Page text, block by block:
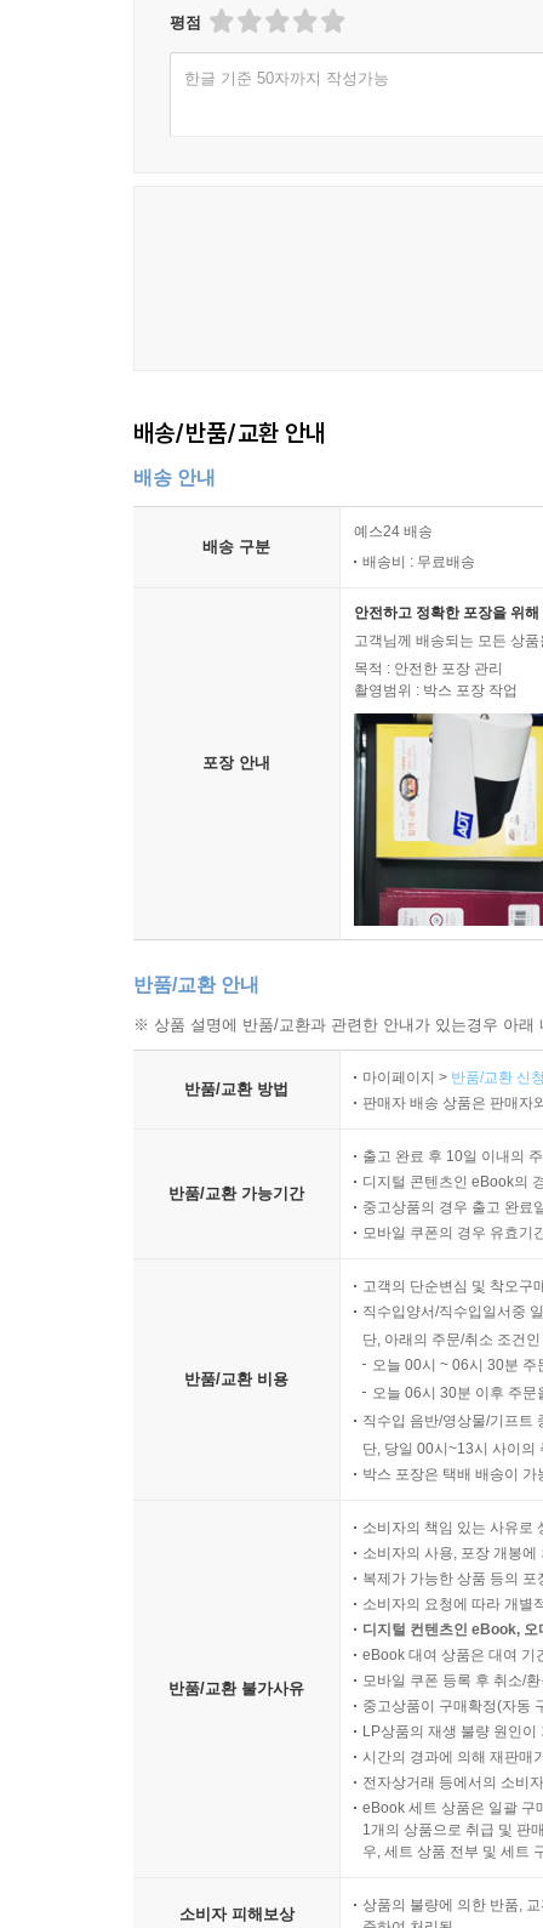
[안은미, 무용가, 안은미 컴퍼니 대표]
공연 사진을 찍을 때가 가장 즐겁다는 옥상훈에
나왔을 때 느끼는 카타르시스가 가장 크다. 그에
넘어서서 공동체의 일원으로서 무용계에 기여할
닿은 ‘즐김’의 미학으로 명명할 수 있을 것이다. [
공연자들과 함께 무대 위를 구르며 촬영하고 싶
선언이 아니다. 그것은 공연 예술이 근본적으로
산물이기 전에 몸의 산물이다. [송현민, 「춤꾼이
20여 년째 이어지고 있는 옥상훈의 작업은 한
기록하는 데 머물렀다면, 그의 사진은 기록을
읽어내고, 그것을 하나의 이미지로 재구성한다.
되며, 동시에 춤을 다시 보게 만드는 시각적 언어
과거의 무용이 사진을 통해 오늘까지 전해지듯,
것이다. 한 장의 이미지는 특정 장면을 고정하는
기억으로 바꾸는 일. 그것이 무용 사진의 힘이다.
평점
한글 기준 50자까지 작성가능
배송/반품/교환 안내
배송 안내
배송 구분
예스24 배송
배송비 : 무료배송
포장 안내
안전하고 정확한 포장을 위
고객님께 배송되는 모든 상
목적 : 안전한 포장 관리
촬영범위 : 박스 포장 작업
반품/교환 안내
※ 상품 설명에 반품/교환과 관련한 안내가 있는경우 아
반품/교환 방법
마이페이지 > 반품/교환 신
판매자 배송 상품은 판매자
반품/교환 가능기간
출고 완료 후 10일 이내의
디지털 콘텐츠인 eBook의
중고상품의 경우 출고 완료
모바일 쿠폰의 경우 유효기
반품/교환 비용
고객의 단순변심 및 착오구
직수입양서/직수입일서중
단, 아래의 주문/취소 조건
오늘 00시 ~ 06시 30분
오늘 06시 30분 이후 주
직수입 음반/영상물/기프트
단, 당일 00시~13시 사이의
박스 포장은 택배 배송이
반품/교환 불가사유
소비자의 책임 있는 사유로
소비자의 사용, 포장 개봉
복제가 가능한 상품 등의
소비자의 요청에 따라 개별
디지털 컨텐츠인 eBook,
eBook 대여 상품은 대여 기
모바일 쿠폰 등록 후 취소/
중고상품이 구매확정(자동
LP상품의 재생 불량 원인
시간의 경과에 의해 재판매
전자상거래 등에서의 소비
eBook 세트 상품은 일괄 구
1개의 상품으로 취급 및 판
우, 세트 상품 전부 및 세트
소비자 피해보상
상품의 불량에 의한 반품,